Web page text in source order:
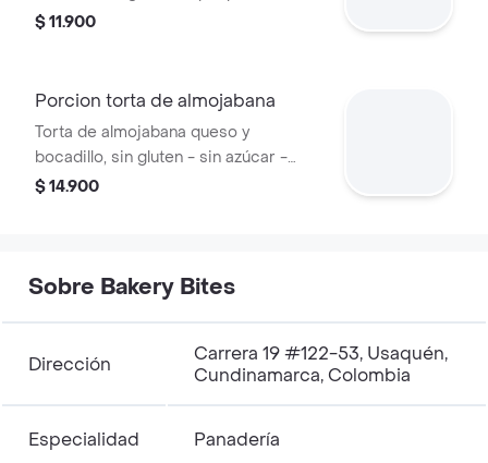
diabéticos. hecha con harina de arroz
$ 11.900
Porcion torta de almojabana
Torta de almojabana queso y
bocadillo, sin gluten - sin azúcar -
apta para diabéticos. hecha con
$ 14.900
Sobre Bakery Bites
Dirección
Carrera 19 #122-53, Usaquén,
Cundinamarca, Colombia
Especialidad Panadería